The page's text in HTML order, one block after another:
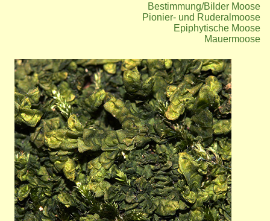
Bestimmung/Bilder Moose
Pionier- und Ruderalmoose
Epiphytische Moose
Mauermoose
Bild